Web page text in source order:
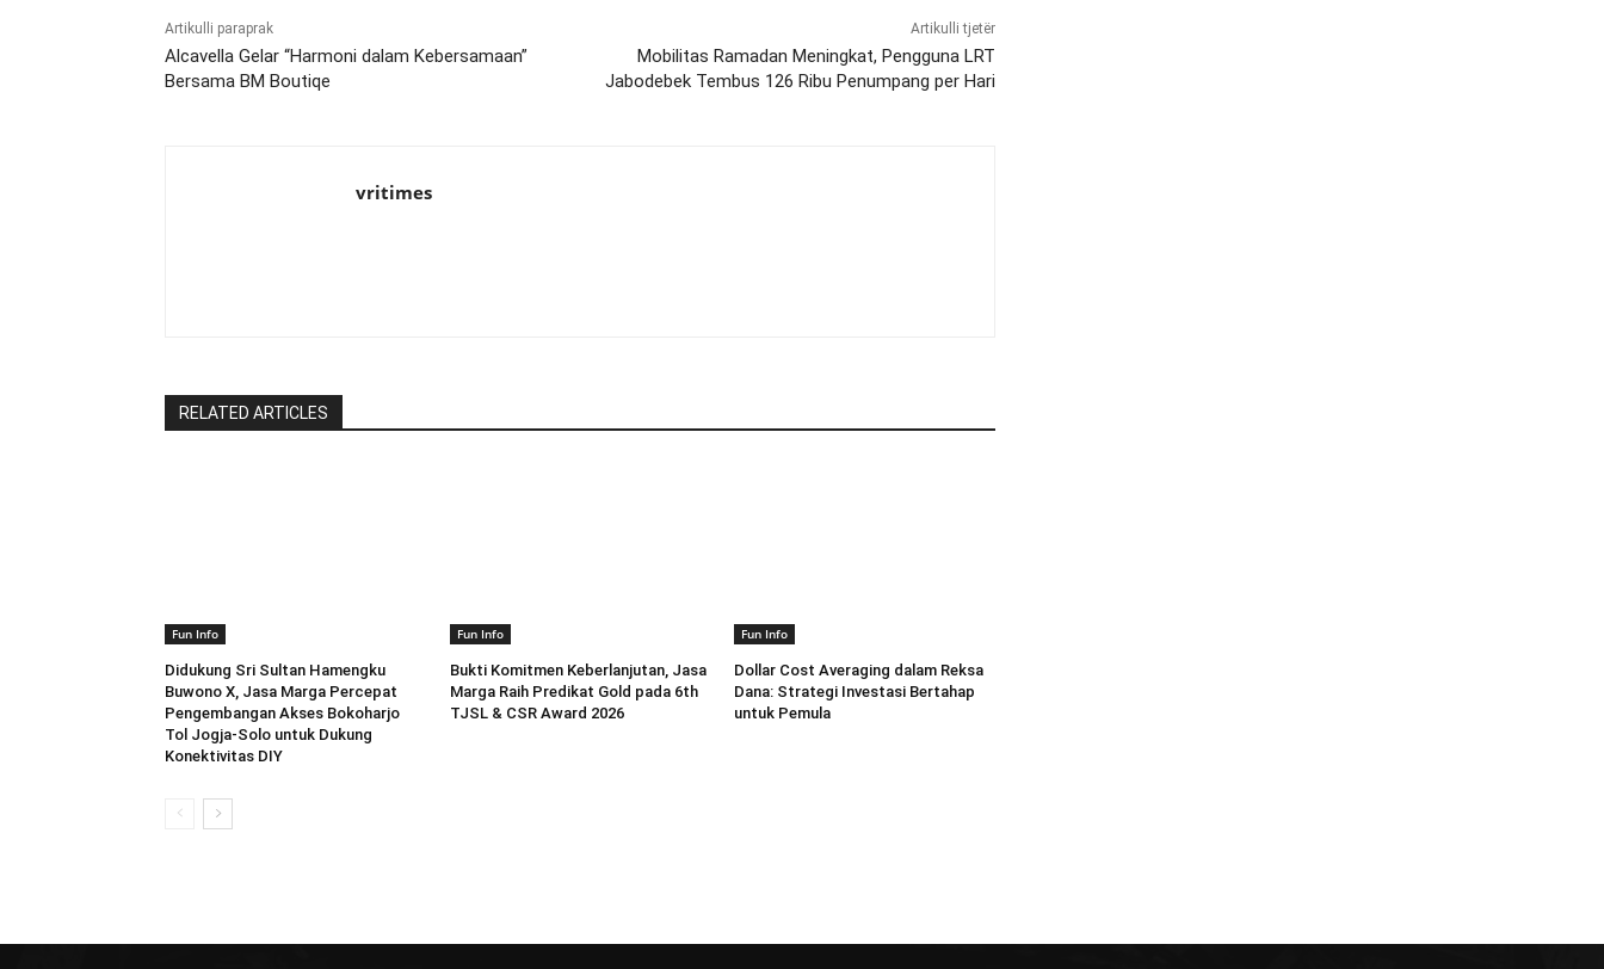
Artikulli paraprak
Alcavella Gelar “Harmoni dalam Kebersamaan”
Bersama BM Boutiqe
Artikulli tjetër
Mobilitas Ramadan Meningkat, Pengguna LRT
Jabodebek Tembus 126 Ribu Penumpang per Hari
vritimes
RELATED ARTICLES
Fun Info
Didukung Sri Sultan Hamengku
Buwono X, Jasa Marga Percepat
Pengembangan Akses Bokoharjo
Tol Jogja-Solo untuk Dukung
Konektivitas DIY
Fun Info
Bukti Komitmen Keberlanjutan, Jasa
Marga Raih Predikat Gold pada 6th
TJSL & CSR Award 2026
Fun Info
Dollar Cost Averaging dalam Reksa
Dana: Strategi Investasi Bertahap
untuk Pemula